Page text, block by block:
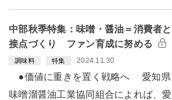
中部秋季特集：味噌・醤油＝消費者と
接点づくり ファン育成に努める
調味料 特集 2024.11.30
●価値に重きを置く戦略へ 愛知県
味噌溜醤油工業協同組合によれば、愛